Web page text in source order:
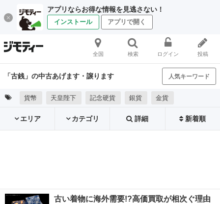
アプリならお得な情報を見逃さない！
インストール アプリで開く
全国 検索 ログイン 投稿
「古銭」の中古あげます・譲ります 人気キーワード
貨幣 天皇陛下 記念硬貨 銀貨 金貨
エリア カテゴリ 詳細 新着順
古い着物に海外需要!?高価買取が相次ぐ理由